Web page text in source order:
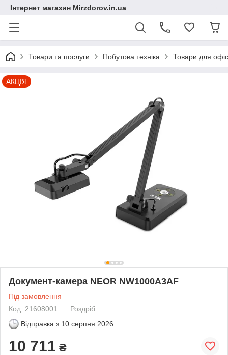
Інтернет магазин Mirzdorov.in.ua
Товари та послуги Побутова техніка Товари для
АКЦІЯ
Документ-камера NEOR NW1000А3AF
Під замовлення
Код: 21608001
Роздріб
Відправка з 10 серпня 2026
10 711 ₴